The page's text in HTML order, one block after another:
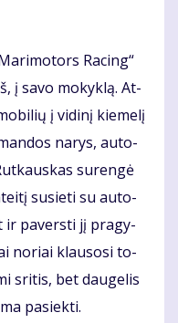
Ra­cing“
į sa­vo mo­kyk­lą. At­
į vi­di­nį kie­me­lį
na­rys, au­to­
su­ren­gė
su­sie­ti su au­to­
ir pa­vers­ti jį pra­gy­
no­riai klau­so­si to­
sri­tis, bet dau­ge­lis
pa­siek­ti.